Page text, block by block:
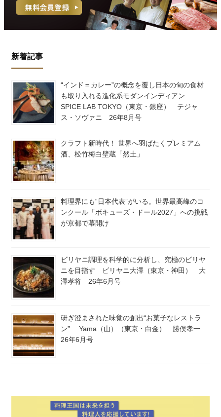
新着記事
“インド＝カレー”の概念を覆し日本の旬の食材
も取り入れる進化系モダンインディアン
SPICE LAB TOKYO（東京・銀座） テジャ
ス・ソヴァニ 26年8月号
クラフト新時代！ 世界へ羽ばたくプレミアム
酒、松竹梅白壁蔵「然土」
料理界にも“日本代表”がいる。世界最高峰のコ
ンクール「ボキューズ・ドール2027」への挑戦
が京都で幕開け
ビリヤニ調理を科学的に分析し、究極のビリヤ
ニを目指す ビリヤニ大澤（東京・神田） 大
澤孝将 26年6月号
研ぎ澄まされた味覚の創出“お菓子なレストラ
ン” Yama（山）（東京・白金） 勝俣孝一
26年6月号